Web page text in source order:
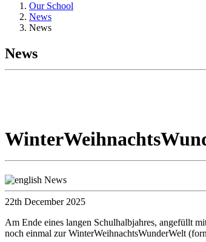
Our School
News
News
News
22th December 2025
Am Ende eines langen Schulhalbjahres, angefüllt
noch einmal zur WinterWeihnachtsWunderWelt